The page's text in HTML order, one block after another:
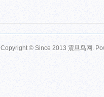
Copyright © Since 2013 震旦鸟网 .